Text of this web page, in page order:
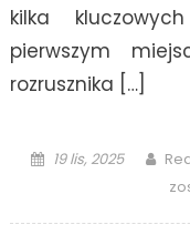
kilka
pierwszym
rozrusznika […]
Posted
19 lis, 2025